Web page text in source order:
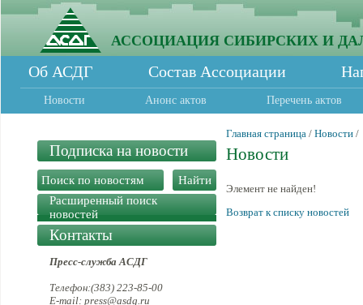
АССОЦИАЦИЯ СИБИРСКИХ И
Об АСДГ Состав Ассоциации
Новости Анонс актов Перечень актов
Подписка на новости
Расширенный поиск
новостей
Контакты
Пресс-служба АСДГ
Телефон:(383) 223-85-00
E-mail: press@asdg.ru
Главная страница / Новости /
Новости
Элемент не найден!
Возврат к списку новостей